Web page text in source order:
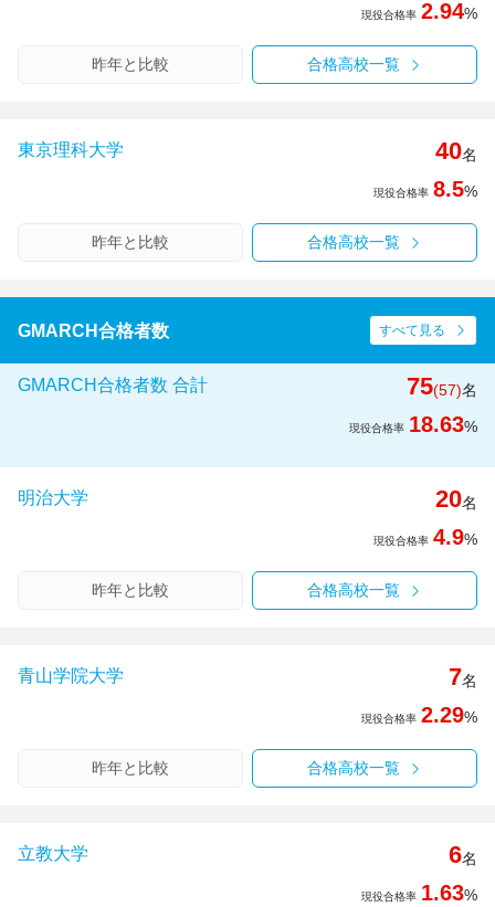
現役合格率 2.94%
昨年と比較 合格高校一覧
東京理科大学 40名
現役合格率 8.5%
昨年と比較 合格高校一覧
GMARCH合格者数 すべて見る
GMARCH合格者数 合計 75(57)名
現役合格率 18.63%
明治大学 20名
現役合格率 4.9%
昨年と比較 合格高校一覧
青山学院大学 7名
現役合格率 2.29%
昨年と比較 合格高校一覧
立教大学 6名
現役合格率 1.63%